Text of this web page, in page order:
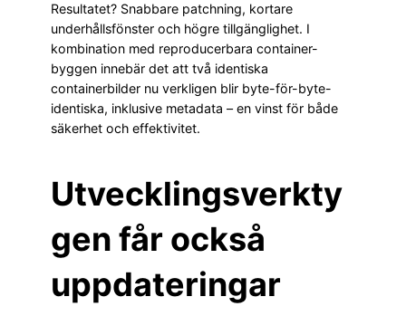
Resultatet? Snabbare patchning, kortare
underhållsfönster och högre tillgänglighet. I
kombination med reproducerbara container-
byggen innebär det att två identiska
containerbilder nu verkligen blir byte-för-byte-
identiska, inklusive metadata – en vinst för både
säkerhet och effektivitet.
Utvecklingsverkty
gen får också
uppdateringar